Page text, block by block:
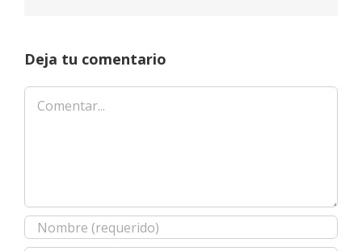
Deja tu comentario
Comentar